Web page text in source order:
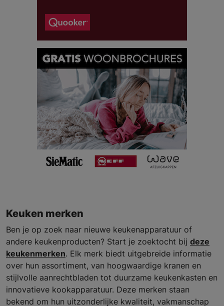
Keuken merken
Ben je op zoek naar nieuwe keukenapparatuur of
andere keukenproducten? Start je zoektocht bij deze
keukenmerken. Elk merk biedt uitgebreide informatie
over hun assortiment, van hoogwaardige kranen en
stijlvolle aanrechtbladen tot duurzame keukenkasten en
innovatieve kookapparatuur. Deze merken staan
bekend om hun uitzonderlijke kwaliteit, vakmanschap